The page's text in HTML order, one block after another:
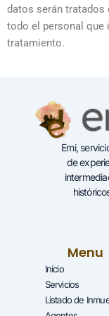
datos serán tratados
todo el personal que
tratamiento.
Emi,
de
Menu
Inicio
Servicios
Listado de